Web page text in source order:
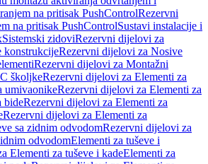
na pritisak PushControlRezervni
na pritisak PushControlSustavi instalacije i
Sistemski zidoviRezervni dijelovi za
konstrukcijeRezervni dijelovi za Nosive
Rezervni dijelovi za Montažni
školjkeRezervni dijelovi za Elementi za
umivaonikeRezervni dijelovi za Elementi za
bideRezervni dijelovi za Elementi za
Rezervni dijelovi za Elementi za
sa zidnim odvodomRezervni dijelovi za
odvodomElementi za tuševe i
Elementi za tuševe i kadeElementi za